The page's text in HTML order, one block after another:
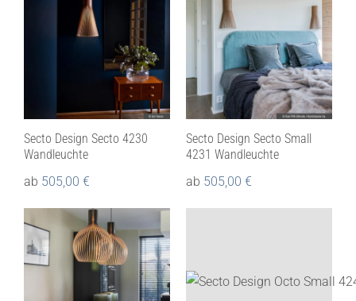
Secto Design Secto 4230
Wandleuchte
ab 505,00 €
Secto Design Secto Small
4231 Wandleuchte
ab 505,00 €